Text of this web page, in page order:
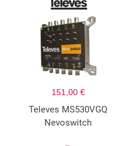
151,00 €
Televes MS530VGQ
Nevoswitch